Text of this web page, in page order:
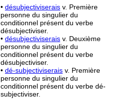
• désubjectiviserais v. Première
personne du singulier du
conditionnel présent du verbe
désubjectiviser.
• désubjectiviserais v. Deuxième
personne du singulier du
conditionnel présent du verbe
désubjectiviser.
• dé-subjectiviserais v. Première
personne du singulier du
conditionnel présent du verbe dé-
subjectiviser.